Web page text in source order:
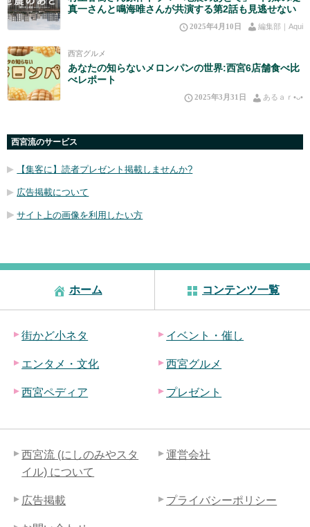
真一さんと鳴海唯さんが共演する第2話も見逃せない
2025年4月10日 編集部｜Aqui
西宮グルメ
あなたの知らないメロンパンの世界:西宮6店舗食べ比
べレポート
2025年3月31日 あるａｒ•⁠ᴗ⁠•⁠
西宮流のサービス
【集客に】読者プレゼント掲載しませんか?
広告掲載について
サイト上の画像を利用したい方
ホーム コンテンツ一覧
街かど小ネタ イベント・催し
エンタメ・文化 西宮グルメ
西宮ペディア プレゼント
西宮流 (にしのみやスタ
イル) について
運営会社
広告掲載 プライバシーポリシー